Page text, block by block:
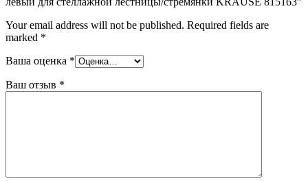
Your email address will not be published. Required fields are
marked *
Ваша оценка *
Ваш отзыв *